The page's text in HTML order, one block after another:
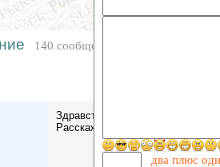
два плюс
140 сообщений
Здравствуйте !
Расскажите историю , так